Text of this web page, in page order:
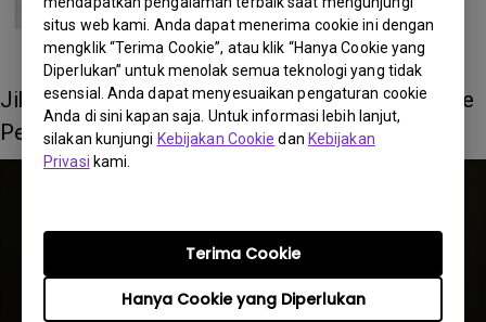
situs web kami. Anda dapat menerima cookie ini dengan
mengklik “Terima Cookie”, atau klik “Hanya Cookie yang
Diperlukan” untuk menolak semua teknologi yang tidak
esensial. Anda dapat menyesuaikan pengaturan cookie
Anda di sini kapan saja. Untuk informasi lebih lanjut,
silakan kunjungi Kebijakan Cookie dan Kebijakan
Privasi kami.
Hanya Cookie yang Diperlukan
Terima Cookie
Jika tersambung, proyektor akan masuk ke mode
Pencarian Suara.